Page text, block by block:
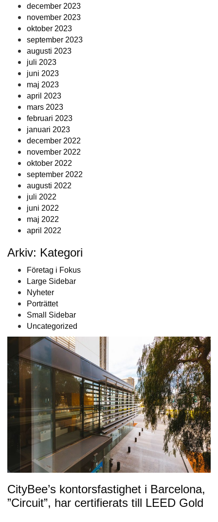
december 2023
november 2023
oktober 2023
september 2023
augusti 2023
juli 2023
juni 2023
maj 2023
april 2023
mars 2023
februari 2023
januari 2023
december 2022
november 2022
oktober 2022
september 2022
augusti 2022
juli 2022
juni 2022
maj 2022
april 2022
Arkiv: Kategori
Företag i Fokus
Large Sidebar
Nyheter
Porträttet
Small Sidebar
Uncategorized
CityBee’s kontorsfastighet i Barcelona,
”Circuit”, har certifierats till LEED Gold